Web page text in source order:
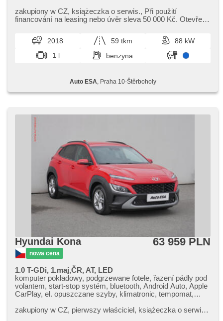
manualna skrzynia biegów, el. lusterka, podgrzewane
lusterka, wspomaganie układu kierowniczego, zamykanie
lusterka, czujnik ciśnienia opon, ABS, parkovací senzory
zadní, isofix, parkovací kamera, wyłączenie poduszki
pasażera, asistent jízdy v jízdním pruhu, immobilizer,
czujnik reflektorów
zakupiony w CZ,​ książeczka o serwis.,​ Při použití
financování na leasing nebo úvěr sleva 50 000 Kč. Otevřeno
2018 59 tkm
88 kW
1 l
benzyna
Auto ESA , Praha 10-Štěrboholy
Hyundai Kona
nowa cena
63 959 PLN
1.0 T-GDi, 1.maj,ČR, AT, LED
komputer pokładowy, podgrzewane fotele, řazení pádly pod
volantem, start-stop systém, bluetooth, Android Auto, Apple
CarPlay, el. opuszczane szyby, klimatronic, tempomat,
przyciemniane szyby, automat, światła do jazdy dziennej,
zakupiony w CZ,​ pierwszy właściciel,​ książeczka o serwis.,​